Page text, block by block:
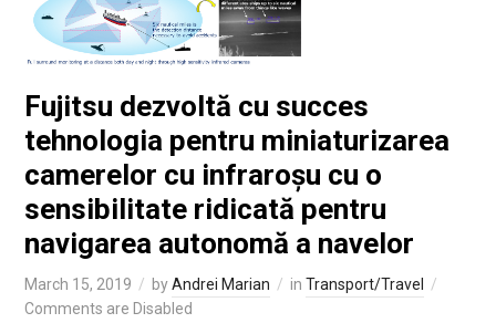
Fujitsu dezvoltă cu succes
tehnologia pentru miniaturizarea
camerelor cu infraroșu cu o
sensibilitate ridicată pentru
navigarea autonomă a navelor
March 15, 2019 byAndrei Marian in Transport/Travel
Comments are Disabled